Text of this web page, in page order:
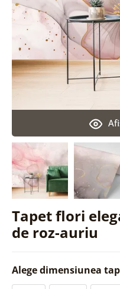
Tapet flori
de roz-auriu
Alege dimensiunea